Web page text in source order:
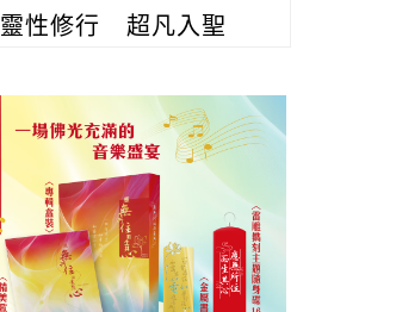
靈性修行 超凡入聖